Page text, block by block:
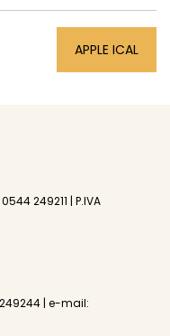
APPLE ICAL
249211 | P.IVA
| e-mail: